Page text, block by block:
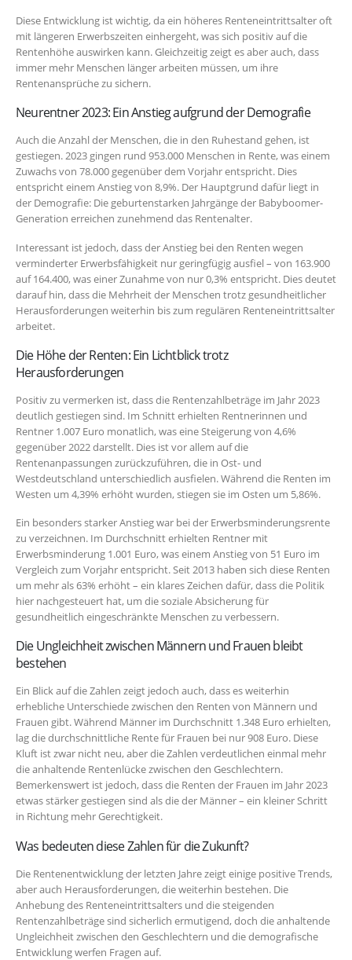
Diese Entwicklung ist wichtig, da ein höheres Renteneintrittsalter oft
mit längeren Erwerbszeiten einhergeht, was sich positiv auf die
Rentenhöhe auswirken kann. Gleichzeitig zeigt es aber auch, dass
immer mehr Menschen länger arbeiten müssen, um ihre
Rentenansprüche zu sichern.
Neurentner 2023: Ein Anstieg aufgrund der Demografie
Auch die Anzahl der Menschen, die in den Ruhestand gehen, ist
gestiegen. 2023 gingen rund 953.000 Menschen in Rente, was einem
Zuwachs von 78.000 gegenüber dem Vorjahr entspricht. Dies
entspricht einem Anstieg von 8,9%. Der Hauptgrund dafür liegt in
der Demografie: Die geburtenstarken Jahrgänge der Babyboomer-
Generation erreichen zunehmend das Rentenalter.
Interessant ist jedoch, dass der Anstieg bei den Renten wegen
verminderter Erwerbsfähigkeit nur geringfügig ausfiel – von 163.900
auf 164.400, was einer Zunahme von nur 0,3% entspricht. Dies deutet
darauf hin, dass die Mehrheit der Menschen trotz gesundheitlicher
Herausforderungen weiterhin bis zum regulären Renteneintrittsalter
arbeitet.
Die Höhe der Renten: Ein Lichtblick trotz
Herausforderungen
Positiv zu vermerken ist, dass die Rentenzahlbeträge im Jahr 2023
deutlich gestiegen sind. Im Schnitt erhielten Rentnerinnen und
Rentner 1.007 Euro monatlich, was eine Steigerung von 4,6%
gegenüber 2022 darstellt. Dies ist vor allem auf die
Rentenanpassungen zurückzuführen, die in Ost- und
Westdeutschland unterschiedlich ausfielen. Während die Renten im
Westen um 4,39% erhöht wurden, stiegen sie im Osten um 5,86%.
Ein besonders starker Anstieg war bei der Erwerbsminderungsrente
zu verzeichnen. Im Durchschnitt erhielten Rentner mit
Erwerbsminderung 1.001 Euro, was einem Anstieg von 51 Euro im
Vergleich zum Vorjahr entspricht. Seit 2013 haben sich diese Renten
um mehr als 63% erhöht – ein klares Zeichen dafür, dass die Politik
hier nachgesteuert hat, um die soziale Absicherung für
gesundheitlich eingeschränkte Menschen zu verbessern.
Die Ungleichheit zwischen Männern und Frauen bleibt
bestehen
Ein Blick auf die Zahlen zeigt jedoch auch, dass es weiterhin
erhebliche Unterschiede zwischen den Renten von Männern und
Frauen gibt. Während Männer im Durchschnitt 1.348 Euro erhielten,
lag die durchschnittliche Rente für Frauen bei nur 908 Euro. Diese
Kluft ist zwar nicht neu, aber die Zahlen verdeutlichen einmal mehr
die anhaltende Rentenlücke zwischen den Geschlechtern.
Bemerkenswert ist jedoch, dass die Renten der Frauen im Jahr 2023
etwas stärker gestiegen sind als die der Männer – ein kleiner Schritt
in Richtung mehr Gerechtigkeit.
Was bedeuten diese Zahlen für die Zukunft?
Die Rentenentwicklung der letzten Jahre zeigt einige positive Trends,
aber auch Herausforderungen, die weiterhin bestehen. Die
Anhebung des Renteneintrittsalters und die steigenden
Rentenzahlbeträge sind sicherlich ermutigend, doch die anhaltende
Ungleichheit zwischen den Geschlechtern und die demografische
Entwicklung werfen Fragen auf.